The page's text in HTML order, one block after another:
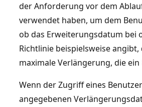
der Anforderung vor dem
verwendet haben, um dem
ob das Erweiterungsdatum bei
Richtlinie beispielsweise
maximale Verlängerung, die
Wenn der Zugriff eines
angegebenen